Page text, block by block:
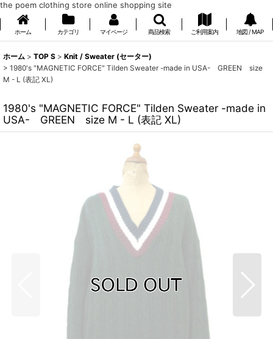
the poem clothing store online shopping site
ホーム カテゴリ マイページ 商品検索 ご利用案内 地図 / MAP
ホーム > TOP S > Knit / Sweater (セーター)
> 1980's "MAGNETIC FORCE" Tilden Sweater -made in USA- GREEN size
M - L (表記 XL)
1980's "MAGNETIC FORCE" Tilden Sweater -made in
USA- GREEN size M - L (表記 XL)